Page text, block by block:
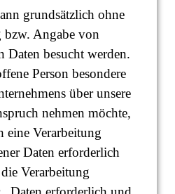
grundsätzlich ohne
bzw. Angabe von
Daten besucht werden.
Person besondere
über unsere
nehmen möchte,
eine Verarbeitung
Daten erforderlich
Verarbeitung